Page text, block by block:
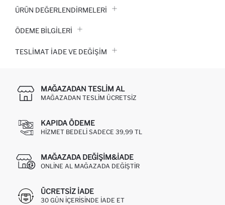
ÜRÜN DEĞERLENDİRMELERİ
ÖDEME BİLGİLERİ
TESLIMAT İADE VE DEĞIŞIM
MAĞAZADAN TESLIM AL
MAĞAZADAN TESLIM ÜCRETSIZ
KAPIDA ÖDEME
HIZMET BEDELI SADECE 39,99 TL
MAĞAZADA DEĞIŞIM&İADE
ONLINE AL MAĞAZADA DEĞIŞTIR
ÜCRETSIZ IADE
30 GÜN IÇERISINDE IADE ET